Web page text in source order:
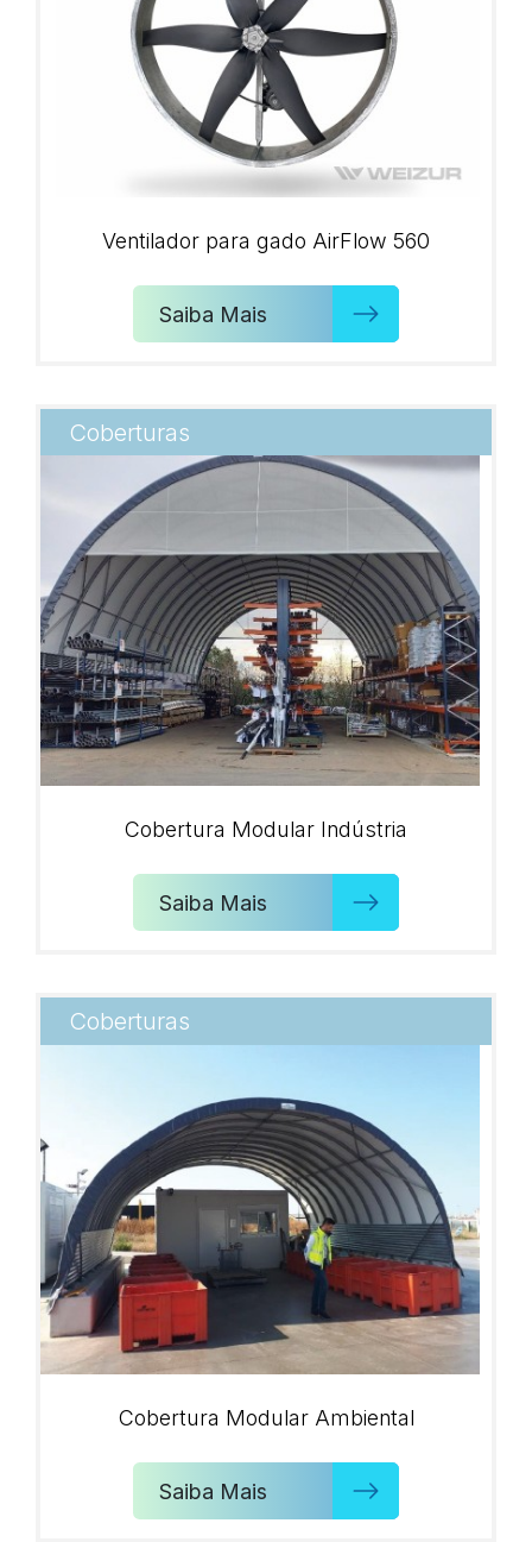
Ventilador para gado AirFlow 560
Saiba Mais
Coberturas
Cobertura Modular Indústria
Saiba Mais
Coberturas
Cobertura Modular Ambiental
Saiba Mais